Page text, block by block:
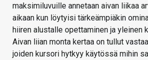
maksimiluvuille annetaan aivan liikaa
aikaan kun löytyisi tärkeämpiäkin
hiiren alustalle opettaminen ja yleinen
Aivan liian monta kertaa on tullut
joiden kursori hytkyy käytössä mihin